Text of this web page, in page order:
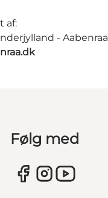
af:
- Aabenraa
Følg med